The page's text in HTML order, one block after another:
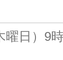
曜日）9